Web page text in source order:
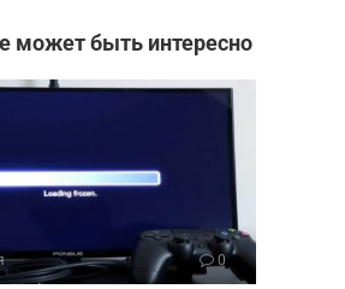
может быть интересно
0